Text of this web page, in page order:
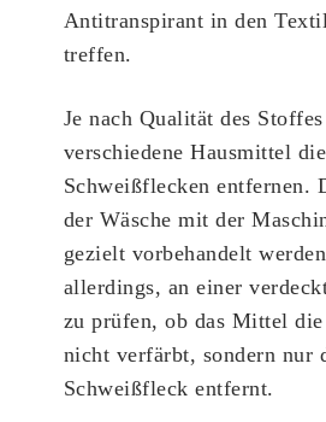
Antitranspirant in den
treffen.
Je nach Qualität des
verschiedene Hausmittel die
Schweißflecken entfernen.
der Wäsche mit der
gezielt vorbehandelt
allerdings, an einer
zu prüfen, ob das Mittel
nicht verfärbt, sondern nur
Schweißfleck entfernt.